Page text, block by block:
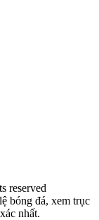
reserved
bóng đá, xem trục
nhất.